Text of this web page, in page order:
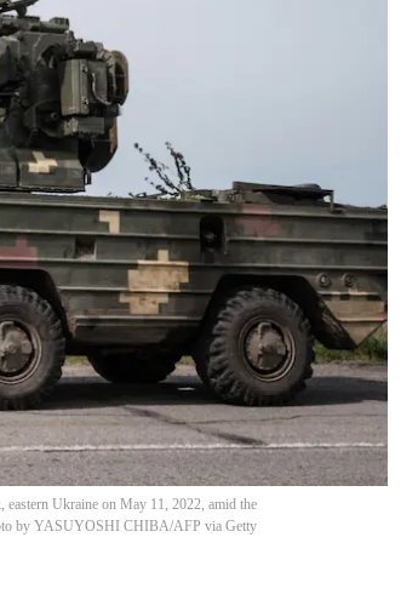
Ukraine on May 11, 2022, amid the
by YASUYOSHI CHIBA/AFP via Getty